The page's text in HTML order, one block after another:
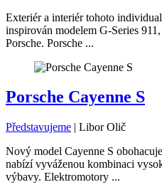
Exteriér a interiér tohoto
inspirován modelem G-Series
Porsche. Porsche ...
Porsche Cayenne S
Představujeme | Libor Olič
Nový model Cayenne S
nabízí vyváženou kombinaci
výbavy. Elektromotory ...